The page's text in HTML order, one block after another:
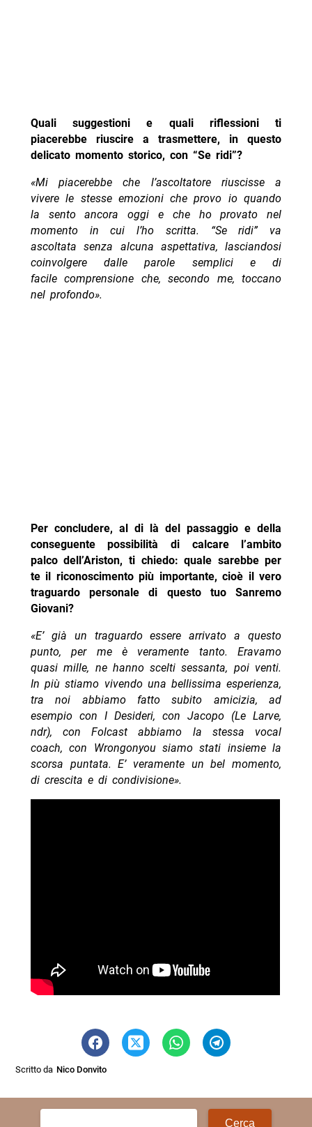
Quali suggestioni e quali riflessioni ti
piacerebbe riuscire a trasmettere, in questo
delicato momento storico, con “Se ridi”?
«Mi piacerebbe che l’ascoltatore riuscisse a
vivere le stesse emozioni che provo io quando
la sento ancora oggi e che ho provato nel
momento in cui l’ho scritta. “Se ridi” va
ascoltata senza alcuna aspettativa, lasciandosi
coinvolgere dalle parole semplici e di
facile comprensione che, secondo me, toccano
nel profondo».
Per concludere, al di là del passaggio e della
conseguente possibilità di calcare l’ambito
palco dell’Ariston, ti chiedo: quale sarebbe per
te il riconoscimento più importante, cioè il vero
traguardo personale di questo tuo Sanremo
Giovani?
«E’ già un traguardo essere arrivato a questo
punto, per me è veramente tanto. Eravamo
quasi mille, ne hanno scelti sessanta, poi venti.
In più stiamo vivendo una bellissima esperienza,
tra noi abbiamo fatto subito amicizia, ad
esempio con I Desideri, con Jacopo (Le Larve,
ndr), con Folcast abbiamo la stessa vocal
coach, con Wrongonyou siamo stati insieme la
scorsa puntata. E’ veramente un bel momento,
di crescita e di condivisione».
Scritto da Nico Donvito